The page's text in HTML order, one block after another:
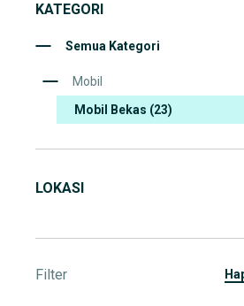
KATEGORI
Semua Kategori
Mobil
Mobil Bekas (23)
LOKASI
Filter